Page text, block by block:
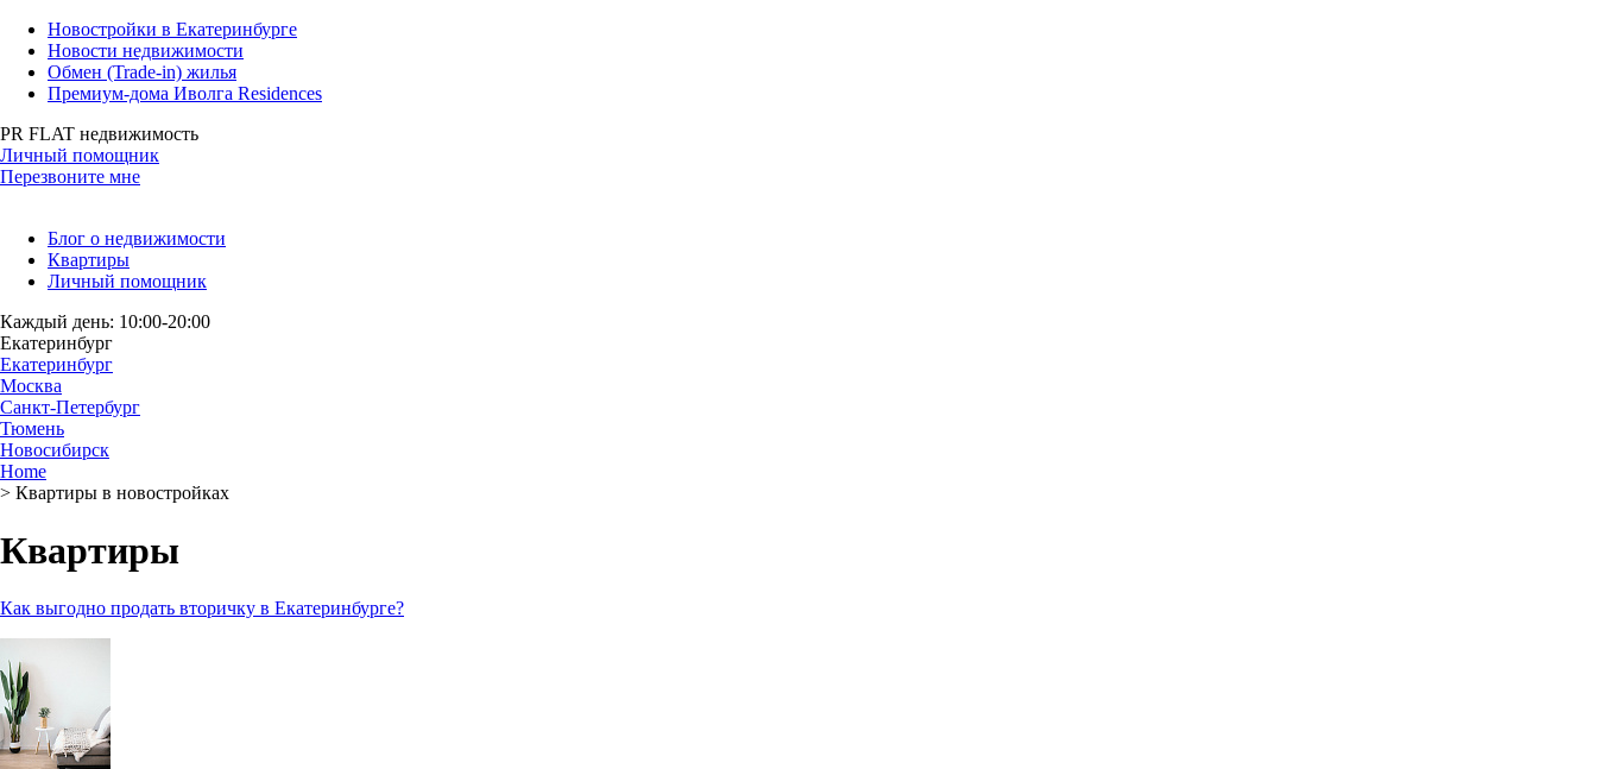
Новостройки в Екатеринбурге
Новости недвижимости
Обмен (Trade-in) жилья
Премиум-дома Иволга Residences
PR FLAT недвижимость
Личный помощник
Перезвоните мне
Блог о недвижимости
Квартиры
Личный помощник
Каждый день: 10:00-20:00
Екатеринбург
Екатеринбург
Москва
Санкт-Петербург
Тюмень
Новосибирск
Home
> Квартиры в новостройках
Квартиры
Как выгодно продать вторичку в Екатеринбурге?